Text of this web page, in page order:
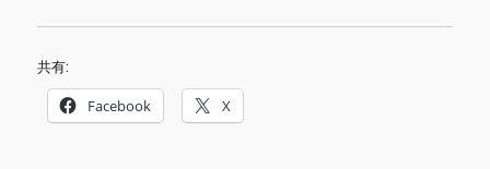
共有:
Facebook X